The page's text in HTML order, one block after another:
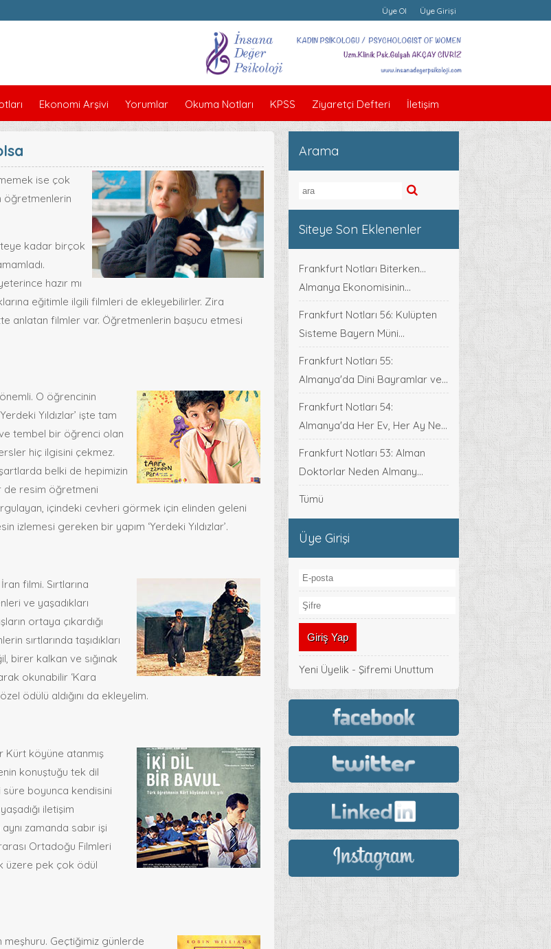
Üye Ol Üye Girişi
Ekonomi Arşivi Yorumlar Okuma Notları KPSS Ziyaretçi Defteri İletişim
ise çok
öğretmenlerin
kadar birçok
hazır mı
eğitimle ilgili filmleri de ekleyebilirler. Zira
anlatan filmler var. Öğretmenlerin başucu etmesi
O öğrencinin
Yıldızlar’ işte tam
tembel bir öğrenci olan
hiç ilgisini çekmez.
belki de hepimizin
de resim öğretmeni
içindeki cevheri görmek için elinden geleni
gereken bir yapım ‘Yerdeki Yıldızlar’.
filmi. Sırtlarına
ve yaşadıkları
ortaya çıkardığı
sırtlarında taşıdıkları
birer kalkan ve sığınak
okunabilir ‘Kara
ödülü aldığını da ekleyelim.
Kürt köyüne atanmış
konuştuğu tek dil
boyunca kendisini
iletişim
zamanda sabır işi
Ortadoğu Filmleri
üzere pek çok ödül
Geçtiğimiz günlerde
Arama
Siteye Son Eklenenler
Frankfurt Notları Biterken...
Almanya Ekonomisinin...
Frankfurt Notları 56: Kulüpten
Sisteme Bayern Müni...
Frankfurt Notları 55:
Almanya'da Dini Bayramlar ve...
Frankfurt Notları 54:
Almanya'da Her Ev, Her Ay Ne...
Frankfurt Notları 53: Alman
Doktorlar Neden Almany...
Tümü
Üye Girişi
Yeni Üyelik -Şifremi Unuttum